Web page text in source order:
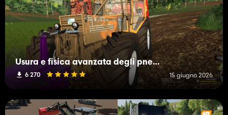
Usura e fisica avanzata degli pneumatici
6 270 15 giugno 2026